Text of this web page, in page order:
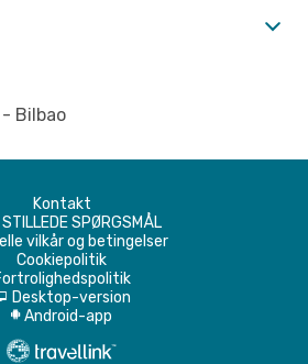
Bilbao
Kontakt
SPØRGSMÅL
vilkår og betingelser
Cookiepolitik
Desktop-version
A Android-app